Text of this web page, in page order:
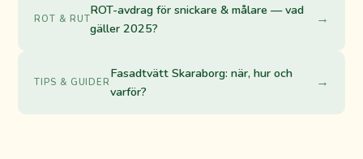
ROT & RUT
ROT-avdrag för snickare & målare — vad
gäller 2025?
→
TIPS & GUIDER
Fasadtvätt Skaraborg: när, hur och
varför?
→